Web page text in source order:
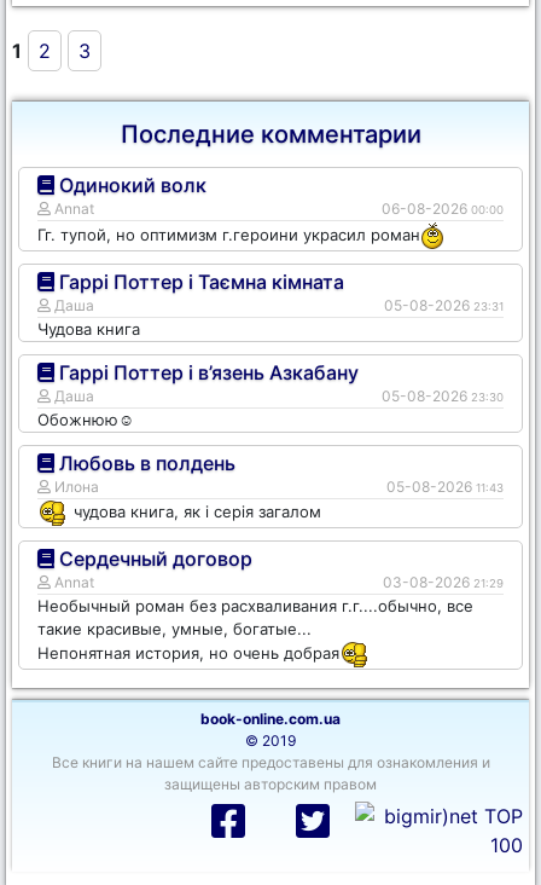
1 2 3
Последние комментарии
Одинокий волк
Annat 06-08-2026 00:00
Гг. тупой, но оптимизм г.героини украсил роман
Гаррі Поттер і Таємна кімната
Даша 05-08-2026 23:31
Чудова книга
Гаррі Поттер і в’язень Азкабану
Даша 05-08-2026 23:30
Обожнюю☺️
Любовь в полдень
Илона 05-08-2026 11:43
чудова книга, як і серія загалом
Сердечный договор
Annat 03-08-2026 21:29
Необычный роман без расхваливания г.г....обычно, все
такие красивые, умные, богатые...
Непонятная история, но очень добрая
book-online.com.ua
© 2019
Все книги на нашем сайте предоставены для ознакомления и
защищены авторским правом